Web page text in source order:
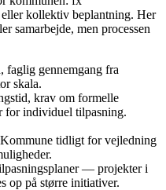
kollektiv beplantning. Her
samarbejde, men processen
gennemgang fra
skala.
krav om formelle
for individuel tilpasning.
tidligt for vejledning
— projekter i
op på større initiativer.